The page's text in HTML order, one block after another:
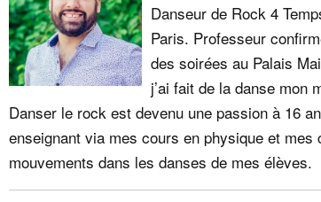
​Danseur de Rock 4
Paris. Professeur
des soirées au Palais
j’ai fait de la danse mon
Danser le rock est devenu une passion à 16
enseignant via mes cours en physique et
mouvements dans les danses de mes élèves.